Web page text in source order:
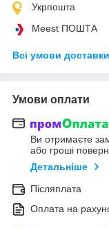
Укрпошта
Meest ПОШТА
Всі умови доставки
Умови оплати
Ви отримаєте
або гроші
Детальніше
Післяплата
Оплата на